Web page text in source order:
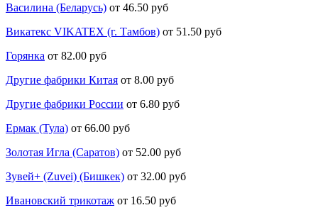
Василина (Беларусь) от 46.50 руб
Викатекс VIKATEX (г. Тамбов) от 51.50 руб
Горянка от 82.00 руб
Другие фабрики Китая от 8.00 руб
Другие фабрики России от 6.80 руб
Ермак (Тула) от 66.00 руб
Золотая Игла (Саратов) от 52.00 руб
Зувей+ (Zuvei) (Бишкек) от 32.00 руб
Ивановский трикотаж от 16.50 руб